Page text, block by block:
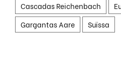
Cascadas Reichenbach
Gargantas Aare
Suïssa